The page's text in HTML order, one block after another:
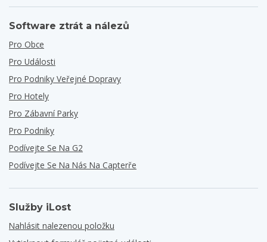
Software ztrát a nálezů
Pro Obce
Pro Události
Pro Podniky Veřejné Dopravy
Pro Hotely
Pro Zábavní Parky
Pro Podniky
Podívejte Se Na G2
Podívejte Se Na Nás Na Capterře
Služby iLost
Nahlásit nalezenou položku